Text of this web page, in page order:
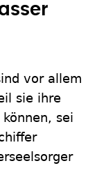
vor allem
sie ihre
sei